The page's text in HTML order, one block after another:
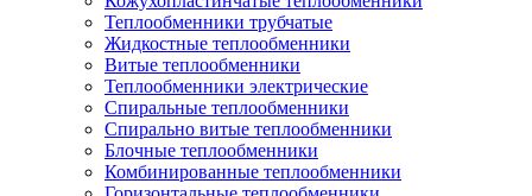
Теплообменники трубчатые
Жидкостные теплообменники
Витые теплообменники
Теплообменники электрические
Спиральные теплообменники
Спирально витые теплообменники
Блочные теплообменники
Комбинированные теплообменники